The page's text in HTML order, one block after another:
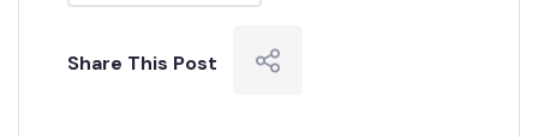
Share This Post